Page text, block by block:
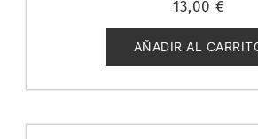
con
de
5
13,00 €
AÑADIR AL